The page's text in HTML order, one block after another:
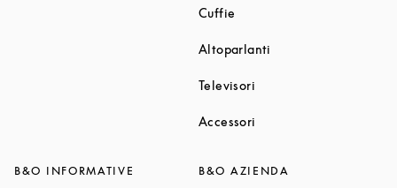
Cuffie
Altoparlanti
Televisori
Accessori
B&O INFORMATIVE B&O AZIENDA